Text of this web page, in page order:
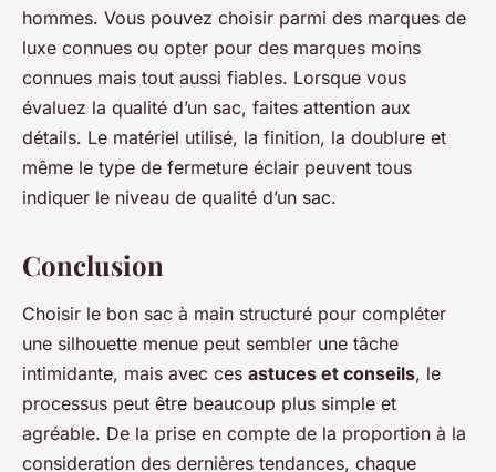
hommes. Vous pouvez choisir parmi des marques de
luxe connues ou opter pour des marques moins
connues mais tout aussi fiables. Lorsque vous
évaluez la qualité d’un sac, faites attention aux
détails. Le matériel utilisé, la finition, la doublure et
même le type de fermeture éclair peuvent tous
indiquer le niveau de qualité d’un sac.
Conclusion
Choisir le bon sac à main structuré pour compléter
une silhouette menue peut sembler une tâche
intimidante, mais avec ces astuces et conseils, le
processus peut être beaucoup plus simple et
agréable. De la prise en compte de la proportion à la
consideration des dernières tendances, chaque